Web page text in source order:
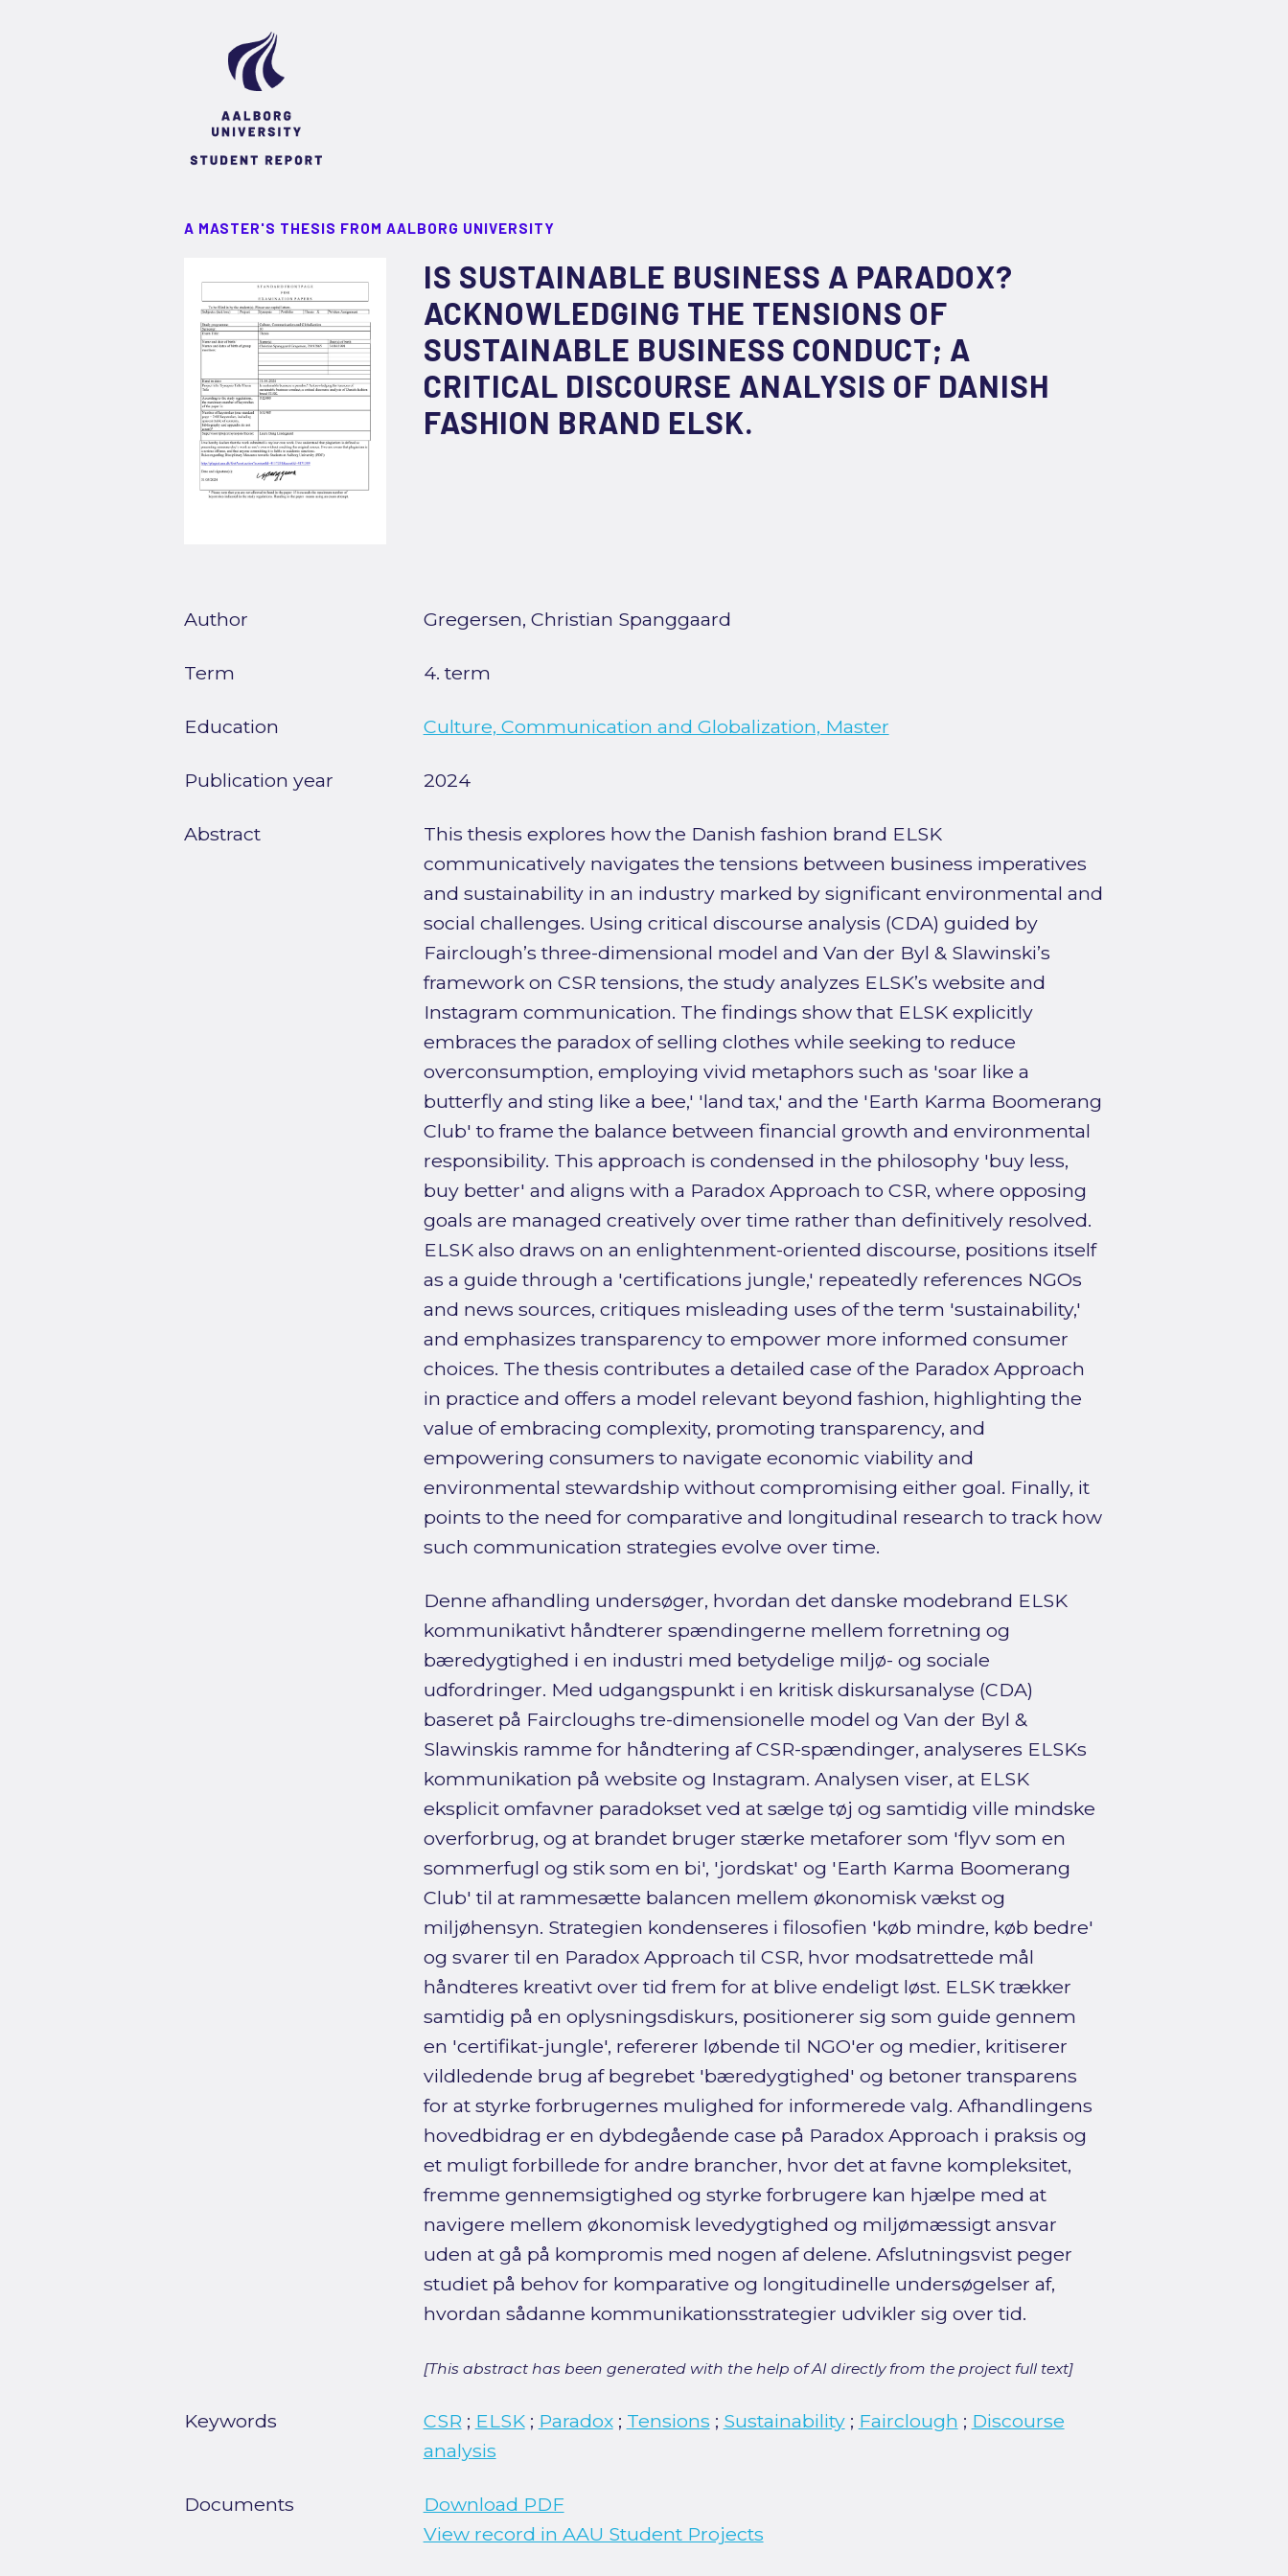
A MASTER'S THESIS FROM AALBORG UNIVERSITY
IS SUSTAINABLE BUSINESS A PARADOX?
ACKNOWLEDGING THE TENSIONS OF
SUSTAINABLE BUSINESS CONDUCT; A
CRITICAL DISCOURSE ANALYSIS OF DANISH
FASHION BRAND ELSK.
Author Gregersen, Christian Spanggaard
Term 4. term
Education Culture, Communication and Globalization, Master
Publication year 2024
Abstract
This thesis explores how the Danish fashion brand ELSK
communicatively navigates the tensions between business imperatives
and sustainability in an industry marked by significant environmental and
social challenges. Using critical discourse analysis (CDA) guided by
Fairclough’s three-dimensional model and Van der Byl & Slawinski’s
framework on CSR tensions, the study analyzes ELSK’s website and
Instagram communication. The findings show that ELSK explicitly
embraces the paradox of selling clothes while seeking to reduce
overconsumption, employing vivid metaphors such as 'soar like a
butterfly and sting like a bee,' 'land tax,' and the 'Earth Karma Boomerang
Club' to frame the balance between financial growth and environmental
responsibility. This approach is condensed in the philosophy 'buy less,
buy better' and aligns with a Paradox Approach to CSR, where opposing
goals are managed creatively over time rather than definitively resolved.
ELSK also draws on an enlightenment-oriented discourse, positions itself
as a guide through a 'certifications jungle,' repeatedly references NGOs
and news sources, critiques misleading uses of the term 'sustainability,'
and emphasizes transparency to empower more informed consumer
choices. The thesis contributes a detailed case of the Paradox Approach
in practice and offers a model relevant beyond fashion, highlighting the
value of embracing complexity, promoting transparency, and
empowering consumers to navigate economic viability and
environmental stewardship without compromising either goal. Finally, it
points to the need for comparative and longitudinal research to track how
such communication strategies evolve over time.
Denne afhandling undersøger, hvordan det danske modebrand ELSK
kommunikativt håndterer spændingerne mellem forretning og
bæredygtighed i en industri med betydelige miljø- og sociale
udfordringer. Med udgangspunkt i en kritisk diskursanalyse (CDA)
baseret på Faircloughs tre-dimensionelle model og Van der Byl &
Slawinskis ramme for håndtering af CSR-spændinger, analyseres ELSKs
kommunikation på website og Instagram. Analysen viser, at ELSK
eksplicit omfavner paradokset ved at sælge tøj og samtidig ville mindske
overforbrug, og at brandet bruger stærke metaforer som 'flyv som en
sommerfugl og stik som en bi', 'jordskat' og 'Earth Karma Boomerang
Club' til at rammesætte balancen mellem økonomisk vækst og
miljøhensyn. Strategien kondenseres i filosofien 'køb mindre, køb bedre'
og svarer til en Paradox Approach til CSR, hvor modsatrettede mål
håndteres kreativt over tid frem for at blive endeligt løst. ELSK trækker
samtidig på en oplysningsdiskurs, positionerer sig som guide gennem
en 'certifikat-jungle', refererer løbende til NGO'er og medier, kritiserer
vildledende brug af begrebet 'bæredygtighed' og betoner transparens
for at styrke forbrugernes mulighed for informerede valg. Afhandlingens
hovedbidrag er en dybdegående case på Paradox Approach i praksis og
et muligt forbillede for andre brancher, hvor det at favne kompleksitet,
fremme gennemsigtighed og styrke forbrugere kan hjælpe med at
navigere mellem økonomisk levedygtighed og miljømæssigt ansvar
uden at gå på kompromis med nogen af delene. Afslutningsvist peger
studiet på behov for komparative og longitudinelle undersøgelser af,
hvordan sådanne kommunikationsstrategier udvikler sig over tid.
[This abstract has been generated with the help of AI directly from the project full text]
Keywords CSR ; ELSK; Paradox; Tensions ; Sustainability; Fairclough ; Discourse
analysis
Documents
Download PDF
View record in AAU Student Projects